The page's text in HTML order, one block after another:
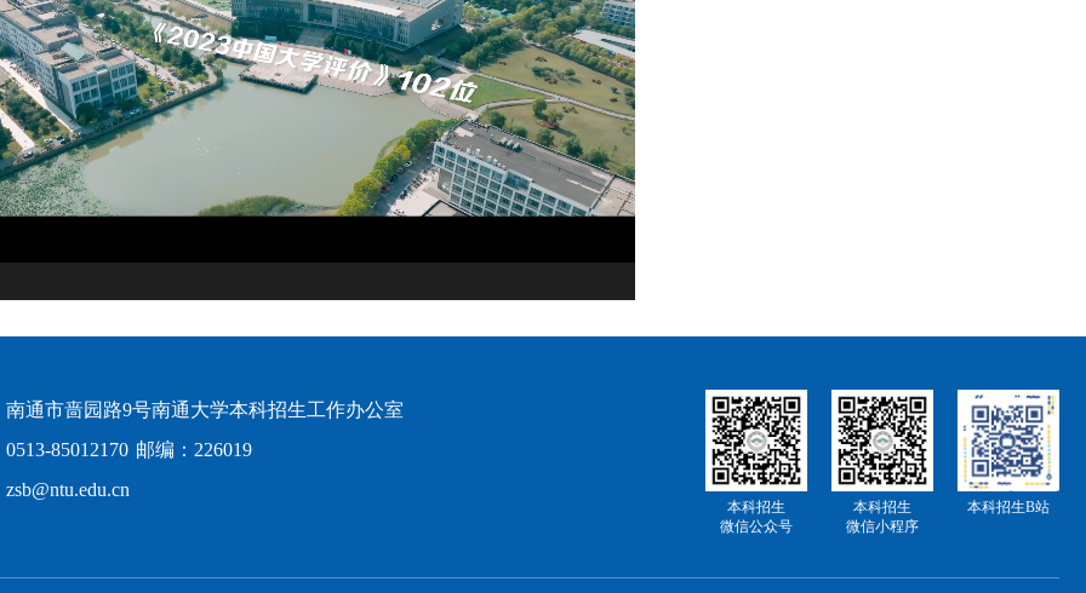
南通市啬园路9号南通大学本科招生工作办公室
85012170 邮编：226019
本科招生
微信公众号
本科招生
微信小程序
本科招生B站